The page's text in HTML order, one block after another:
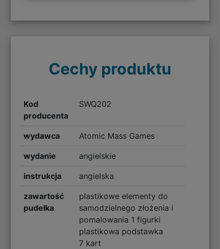
Cechy produktu
Kod
producenta
SWQ202
wydawca Atomic Mass Games
wydanie angielskie
instrukcja angielska
zawartość
pudełka
plastikowe elementy do
samodzielnego złożenia i
pomalowania 1 figurki
plastikowa podstawka
7 kart